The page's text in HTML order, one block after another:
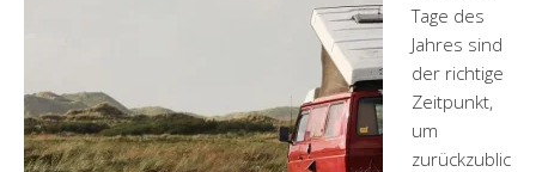
Tage des
Jahres sind
der richtige
Zeitpunkt,
um
zurückzublic